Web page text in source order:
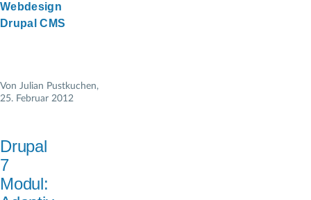
Webdesign
Drupal CMS
Von Julian Pustkuchen,
25. Februar 2012
Drupal
7
Modul: